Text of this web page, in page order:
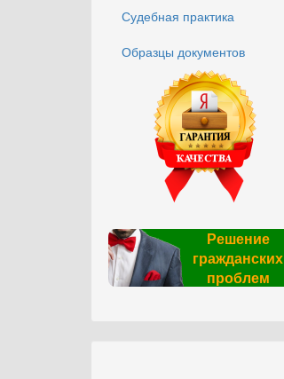
Судебная практика
Образцы документов
Решение
гражданских
проблем